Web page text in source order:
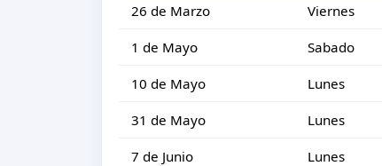
26 de Marzo Viernes
1 de Mayo Sabado
10 de Mayo Lunes
31 de Mayo Lunes
7 de Junio Lunes